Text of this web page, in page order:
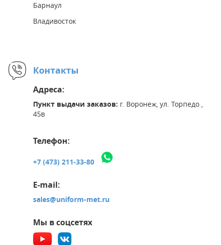
Барнаул
Владивосток
Контакты
Адреса:
Пункт выдачи заказов: г. Воронеж, ул. Торпедо ,
45в
Телефон:
+7 (473) 211-33-80
E-mail:
sales@uniform-met.ru
Мы в соцсетях